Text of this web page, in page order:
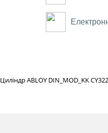
Циліндр ABLOY DIN_MOD_KK